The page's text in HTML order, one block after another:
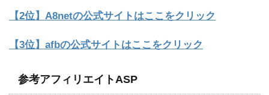
【2位】A8netの公式サイトはここをクリック
【3位】afbの公式サイトはここをクリック
参考アフィリエイトASP